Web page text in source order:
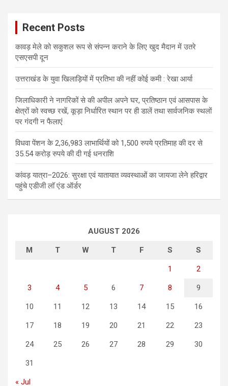
Recent Posts
कावड़ मेले को सकुशल रूप से संपन्न कराने के लिए खुद मैदान में उतरे
एसएसपी दून
उत्तराखंड के युवा खिलाड़ियों में प्रतिभा की नहीं कोई कमी : रेखा आर्या
जिलाधिकारी ने नागरिकों से की अपील अपने घर, प्रतिष्ठान एवं आसपास के
क्षेत्रों को स्वच्छ रखें, कूड़ा निर्धारित स्थान पर ही डालें तथा सार्वजनिक स्थलों
पर गंदगी न फैलाएं
विधवा पेंशन के 2,36,983 लाभार्थियों को 1,500 रुपये प्रतिमाह की दर से
35.54 करोड़ रुपये की दी गई धनराशि
कांवड़ यात्रा–2026: सुरक्षा एवं यातायात व्यवस्थाओं का जायजा लेने हरिद्वार
पहुंचे एडीजी लॉ एंड ऑर्डर
AUGUST 2026
M T W T F S S
1 2
3 4 5 6 7 8 9
10 11 12 13 14 15 16
17 18 19 20 21 22 23
24 25 26 27 28 29 30
31
« Jul